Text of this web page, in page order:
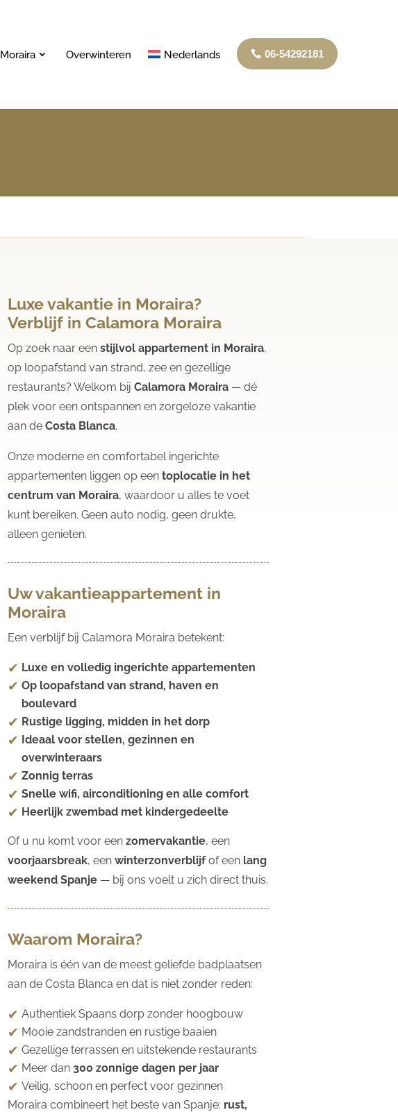
Moraira Overwinteren Nederlands 06-54292181
Luxe vakantie in Moraira?
Verblijf in Calamora Moraira
Op zoek naar eenstijlvol appartement in Moraira,
op loopafstand van strand, zee en gezellige
restaurants? Welkom bijCalamora Moraira — dé
plek voor een ontspannen en zorgeloze vakantie
aan deCosta Blanca.
Onze moderne en comfortabel ingerichte
appartementen liggen op eentoplocatie in het
centrum van Moraira, waardoor u alles te voet
kunt bereiken. Geen auto nodig, geen drukte,
alleen genieten.
Uw vakantieappartement in
Moraira
Een verblijf bij Calamora Moraira betekent:
Luxe en volledig ingerichte appartementen
Op loopafstand van strand, haven en
boulevard
Rustige ligging, midden in het dorp
Ideaal voor stellen, gezinnen en
overwinteraars
Zonnig terras
Snelle wifi, airconditioning en alle comfort
Heerlijk zwembad met kindergedeelte
Of u nu komt voor eenzomervakantie, een
voorjaarsbreak, eenwinterzonverblijfof een lang
weekend Spanje — bij ons voelt u zich direct thuis.
Waarom Moraira?
Moraira is één van de meest geliefde badplaatsen
aan de Costa Blanca en dat is niet zonder reden:
Authentiek Spaans dorp zonder hoogbouw
Mooie zandstranden en rustige baaien
Gezellige terrassen en uitstekende restaurants
Meer dan300 zonnige dagen per jaar
Veilig, schoon en perfect voor gezinnen
Moraira combineert het beste van Spanje: rust,